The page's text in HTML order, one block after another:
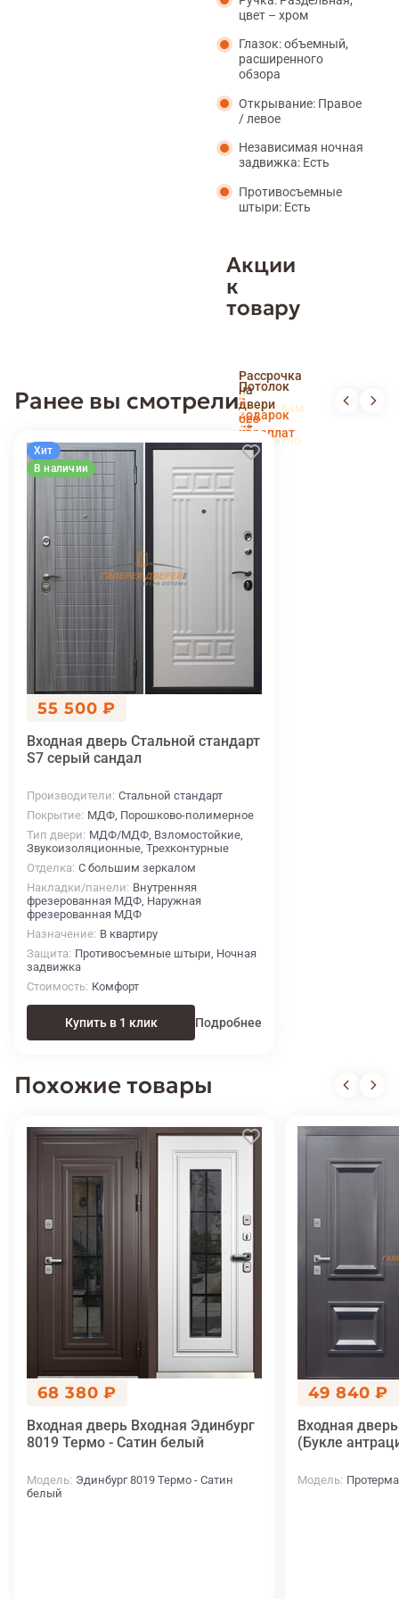
цвет – хром
Глазок: объемный,
расширенного
обзора
Открывание: Правое
/ левое
Независимая ночная
задвижка: Есть
Противосъемные
штыри: Есть
Акции
к
товару
пенсионерам
и
новоселам
Рассрочка
на
двери
без
переплат
Потолок
в
подарок
Доставка
и
установка
беслпатно
Ранее вы смотрели
Хит
В наличии
55 500 ₽
Входная дверь Стальной стандарт
S7 серый сандал
Производители Стальной стандарт
Покрытие МДФ, Порошково-полимерное
Тип двери МДФ/МДФ, Взломостойкие,
Звукоизоляционные, Трехконтурные
Отделка С большим зеркалом
Накладки/панели Внутренняя
фрезерованная МДФ, Наружная
фрезерованная МДФ
Назначение В квартиру
Защита Противосъемные штыри, Ночная
задвижка
Стоимость Комфорт
Купить в 1 клик Подробнее
Похожие товары
68 380 ₽
Входная дверь Входная Эдинбург
8019 Термо - Сатин белый
Модель Эдинбург 8019 Термо - Сатин
белый
49 840 ₽
Входная
(Букле
Модель